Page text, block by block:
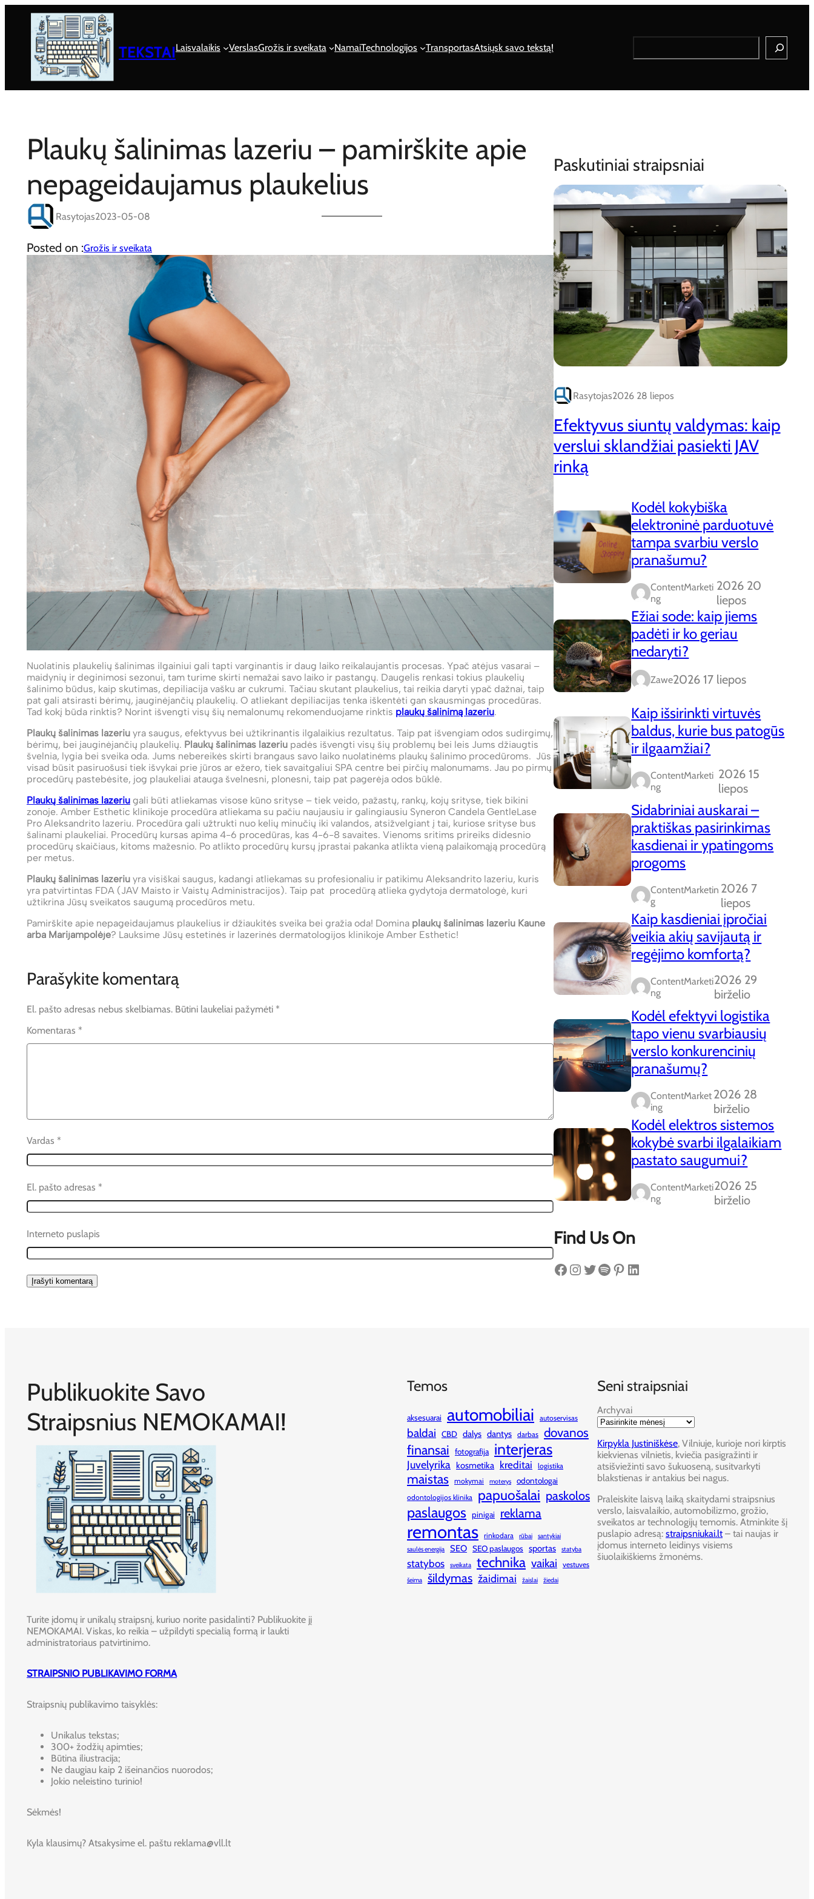
TEKSTAILaisvalaikis VerslasGrožis ir sveikata NamaiTechnologijos TransportasAtsiųsk savo tekstą!
Search
Plaukų šalinimas lazeriu – pamirškite apie
nepageidaujamus plaukelius
Rasytojas2023-05-08
Posted on :Grožis ir sveikata
Nuolatinis plaukelių šalinimas ilgainiui gali tapti varginantis ir daug laiko reikalaujantis procesas. Ypač atėjus vasarai –
maidynių ir deginimosi sezonui, tam turime skirti nemažai savo laiko ir pastangų. Daugelis renkasi tokius plaukelių
šalinimo būdus, kaip skutimas, depiliacija vašku ar cukrumi. Tačiau skutant plaukelius, tai reikia daryti ypač dažnai, taip
pat gali atsirasti bėrimų, įauginėjančių plaukelių. O atliekant depiliacijas tenka iškentėti gan skausmingas procedūras.
Tad kokį būda rinktis? Norint išvengti visų šių nemalonumų rekomenduojame rinktis plaukų šalinimą lazeriu.
Plaukų šalinimas lazeriu yra saugus, efektyvus bei užtikrinantis ilgalaikius rezultatus. Taip pat išvengiam odos sudirgimų,
bėrimų, bei įauginėjančių plaukelių. Plaukų šalinimas lazeriu padės išvengti visų šių problemų bei leis Jums džiaugtis
švelnia, lygia bei sveika oda. Jums nebereikės skirti brangaus savo laiko nuolatinėms plaukų šalinimo procedūroms. Jūs
visad būsit pasiruošusi tiek išvykai prie jūros ar ežero, tiek savaitgaliui SPA centre bei pirčių malonumams. Jau po pirmų
procedūrų pastebėsite, jog plaukeliai atauga švelnesni, plonesni, taip pat pagerėja odos būklė.
Plaukų šalinimas lazeriu gali būti atliekamas visose kūno srityse – tiek veido, pažastų, rankų, kojų srityse, tiek bikini
zonoje. Amber Esthetic klinikoje procedūra atliekama su pačiu naujausiu ir galingiausiu Syneron Candela GentleLase
Pro Aleksandrito lazeriu. Procedūra gali užtrukti nuo kelių minučių iki valandos, atsižvelgiant į tai, kuriose srityse bus
šalinami plaukeliai. Procedūrų kursas apima 4-6 procedūras, kas 4-6-8 savaites. Vienoms sritims prireiks didesnio
procedūrų skaičiaus, kitoms mažesnio. Po atlikto procedūrų kursų įprastai pakanka atlikta vieną palaikomąją procedūrą
per metus.
Plaukų šalinimas lazeriu yra visiškai saugus, kadangi atliekamas su profesionaliu ir patikimu Aleksandrito lazeriu, kuris
yra patvirtintas FDA (JAV Maisto ir Vaistų Administracijos). Taip pat procedūrą atlieka gydytoja dermatologė, kuri
užtikrina Jūsų sveikatos saugumą procedūros metu.
Pamirškite apie nepageidaujamus plaukelius ir džiaukitės sveika bei gražia oda! Domina plaukų šalinimas lazeriu Kaune
arba Marijampolėje? Lauksime Jūsų estetinės ir lazerinės dermatologijos klinikoje Amber Esthetic!
Parašykite komentarą
El. pašto adresas nebus skelbiamas. Būtini laukeliai pažymėti *
Komentaras *
Vardas *
El. pašto adresas *
Interneto puslapis
Paskutiniai straipsniai
Rasytojas2026 28 liepos
Efektyvus siuntų valdymas: kaip
verslui sklandžiai pasiekti JAV
rinką
Kodėl kokybiška
elektroninė parduotuvė
tampa svarbiu verslo
pranašumu?
ContentMarketi
Ng
2026 20
liepos
Ežiai sode: kaip jiems
padėti ir ko geriau
nedaryti?
Zawe2026 17 liepos
Kaip išsirinkti virtuvės
baldus, kurie bus patogūs
ir ilgaamžiai?
ContentMarketi
Ng
2026 15
liepos
Sidabriniai auskarai –
praktiškas pasirinkimas
kasdienai ir ypatingoms
progoms
ContentMarketin
G
2026 7
liepos
Kaip kasdieniai įpročiai
veikia akių savijautą ir
regėjimo komfortą?
ContentMarketi
Ng
2026 29
birželio
Kodėl efektyvi logistika
tapo vienu svarbiausių
verslo konkurencinių
pranašumų?
ContentMarket
Ing
2026 28
birželio
Kodėl elektros sistemos
kokybė svarbi ilgalaikiam
pastato saugumui?
ContentMarketi
Ng
2026 25
birželio
Find Us On
Facebook Instagram Twitter Spotify Pinterest LinkedIn
Publikuokite Savo
Straipsnius NEMOKAMAI!
Turite įdomų ir unikalų straipsnį, kuriuo norite pasidalinti? Publikuokite jį
NEMOKAMAI. Viskas, ko reikia – užpildyti specialią formą ir laukti
administratoriaus patvirtinimo.
STRAIPSNIO PUBLIKAVIMO FORMA
Straipsnių publikavimo taisyklės:
Unikalus tekstas;
300+ žodžių apimties;
Būtina iliustracija;
Ne daugiau kaip 2 išeinančios nuorodos;
Jokio neleistino turinio!
Sėkmės!
Kyla klausimų? Atsakysime el. paštu reklama@vll.lt
Temos
aksesuarai automobiliai autoservisas
baldai CBD dalys dantys darbas dovanos
finansai fotografija interjeras
Juvelyrika kosmetika kreditai logistika
maistas mokymai moterys odontologai
odontologijos klinika papuošalai paskolos
paslaugos pinigai reklama
remontas rinkodara rūbai
santykiai
saulės energija
SEO SEO paslaugos sportas statyba
statybos sveikata technika vaikai vestuves
šeima šildymas žaidimai žaislai žiedai
Seni straipsniai
Archyvai
Kirpykla Justiniškėse, Vilniuje, kurioje nori kirptis
kiekvienas vilnietis, kviečia pasigražinti ir
atsišviežinti savo šukuoseną, susitvarkyti
blakstienas ir antakius bei nagus.
Praleiskite laisvą laiką skaitydami straipsnius
verslo, laisvalaikio, automobilizmo, grožio,
sveikatos ar technologijų temomis. Atminkite šį
puslapio adresą: straipsniukai.lt– tai naujas ir
įdomus interneto leidinys visiems
šiuolaikiškiems žmonėms.